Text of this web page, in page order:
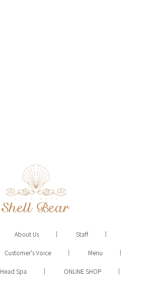
About Us Staff
Customer's Voice Menu
Head Spa ONLINE SHOP